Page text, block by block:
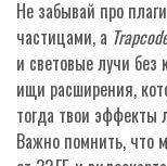
Не забывай про
частицами, а
и световые лучи без
ищи расширения,
тогда твои эффекты
Важно помнить, что